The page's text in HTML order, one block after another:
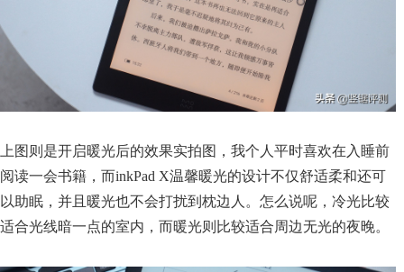
上图则是开启暖光后的效果实拍图，我个人平时喜欢在入睡前
阅读一会书籍，而inkPad X温馨暖光的设计不仅舒适柔和还可
以助眠，并且暖光也不会打扰到枕边人。怎么说呢，冷光比较
适合光线暗一点的室内，而暖光则比较适合周边无光的夜晚。